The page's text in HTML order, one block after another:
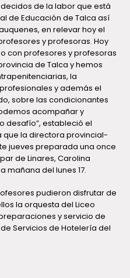
de la labor que está
de Educación de Talca así
en relevar hoy el
y profesoras. Hoy
con profesores y profesoras
de Talca y hemos
la
y además el
sobre las condicionantes
acompañar y
desafío”, estableció el
la directora provincial-
jueves preparada una once
de Linares, Carolina
mañana del lunes 17.
pudieron disfrutar de
la orquesta del Liceo
y servicio de
Servicios de Hotelería del